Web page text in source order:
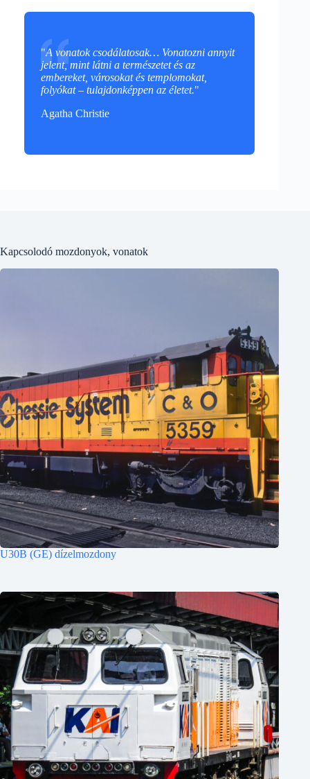
"A vonatok csodálatosak… Vonatozni annyit
jelent, mint látni a természetet és az
embereket, városokat és templomokat,
folyókat – tulajdonképpen az életet."
Agatha Christie
Kapcsolodó mozdonyok, vonatok
U30B (GE) dízelmozdony